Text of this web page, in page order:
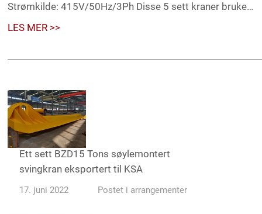
Strømkilde: 415V/50Hz/3Ph Disse 5 sett kraner brukes
til å løfte jernprodukter, med tanke på at kranene ikke
LES MER >>
Ett sett BZD15 Tons søylemontert
svingkran eksportert til KSA
17. juni 2022 Postet i arrangementer